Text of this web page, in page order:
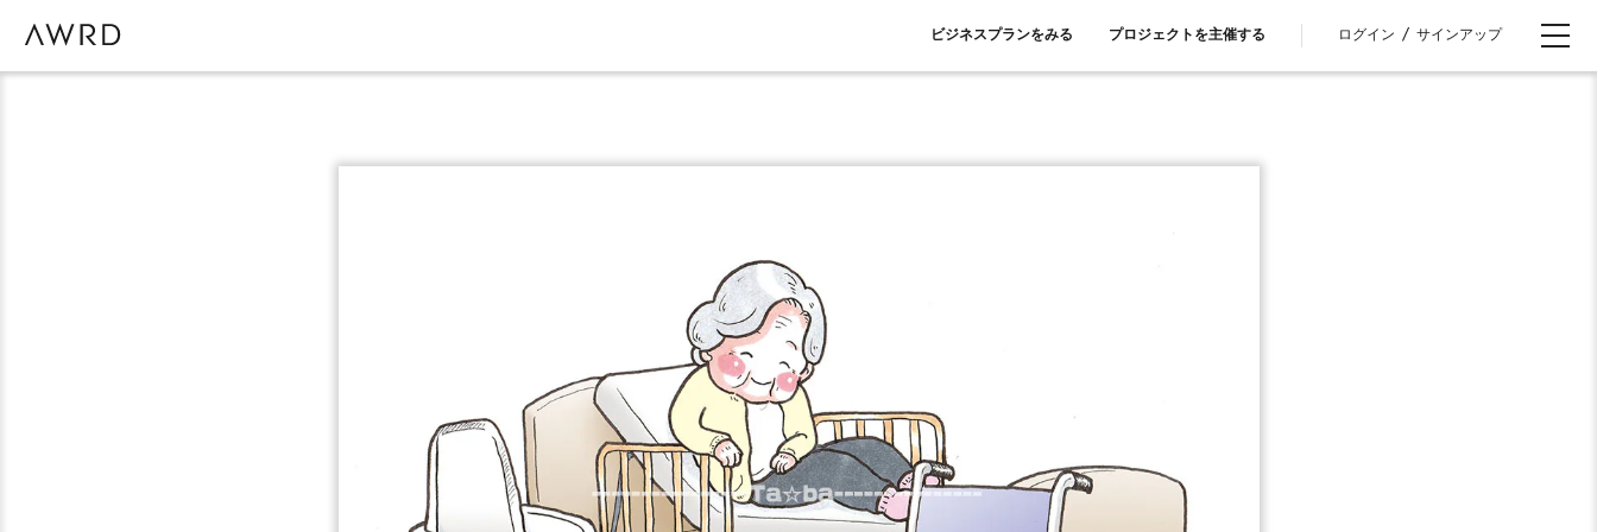
ビジネスプランをみる プロジェクトを主催する ログイン / サインアップ